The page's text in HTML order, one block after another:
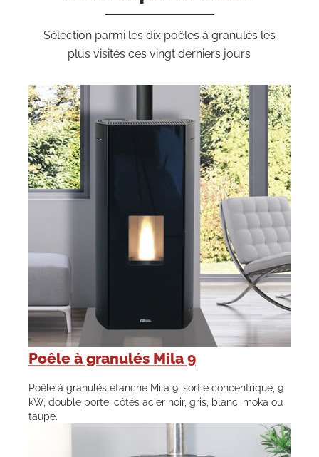
Sélection parmi les dix poêles à granulés les
plus visités ces vingt derniers jours
Poêle à granulés Mila 9
Poêle à granulés étanche Mila 9, sortie concentrique, 9
kW, double porte, côtés acier noir, gris, blanc, moka ou
taupe.